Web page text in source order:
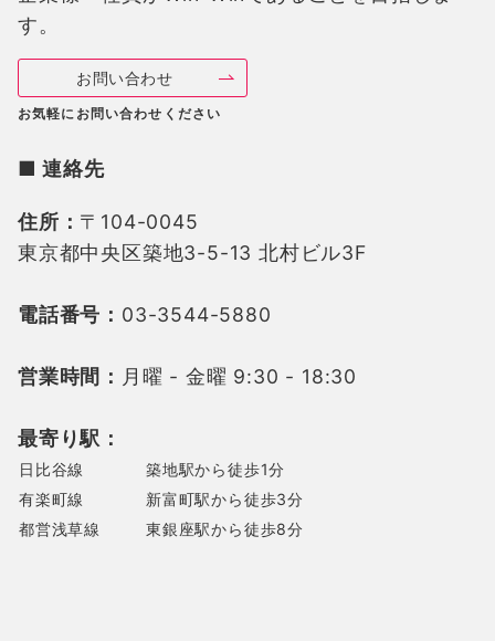
す。
お問い合わせ
お気軽にお問い合わせください
■ 連絡先
住所： 〒104-0045
東京都中央区築地3-5-13 北村ビル3F
電話番号： 03-3544-5880
営業時間： 月曜 - 金曜 9:30 - 18:30
最寄り駅：
日比谷線
築地駅から徒歩1分
有楽町線
新富町駅から徒歩3分
都営浅草線
東銀座駅から徒歩8分